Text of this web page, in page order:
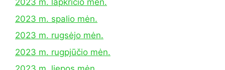
2023 m. lapkričio mėn.
2023 m. spalio mėn.
2023 m. rugsėjo mėn.
2023 m. rugpjūčio mėn.